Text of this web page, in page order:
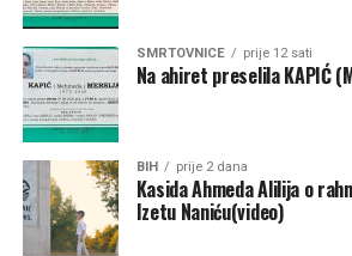
SMRTOVNICE prije 12 sati
Na ahiret preselila KAPIĆ
BIH prije 2 dana
Kasida Ahmeda Alilija o
Izetu Naniću(video)